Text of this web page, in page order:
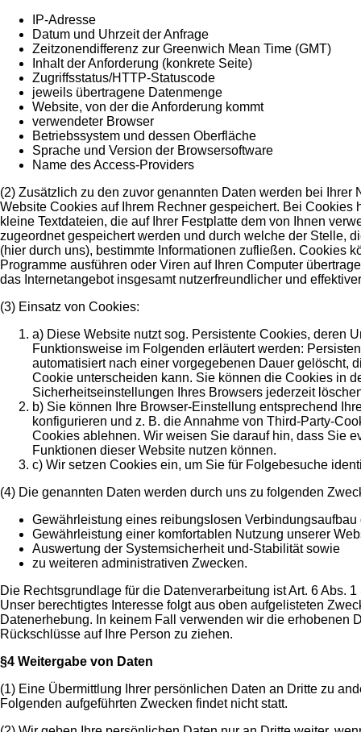
IP-Adresse
Datum und Uhrzeit der Anfrage
Zeitzonendifferenz zur Greenwich Mean Time (GMT)
Inhalt der Anforderung (konkrete Seite)
Zugriffsstatus/HTTP-Statuscode
jeweils übertragene Datenmenge
Website, von der die Anforderung kommt
verwendeter Browser
Betriebssystem und dessen Oberfläche
Sprache und Version der Browsersoftware
Name des Access-Providers
(2) Zusätzlich zu den zuvor genannten Daten werden bei Ihrer
Website Cookies auf Ihrem Rechner gespeichert. Bei Cookies
kleine Textdateien, die auf Ihrer Festplatte dem von Ihnen
zugeordnet gespeichert werden und durch welche der Stelle,
(hier durch uns), bestimmte Informationen zufließen. Cookies
Programme ausführen oder Viren auf Ihren Computer
das Internetangebot insgesamt nutzerfreundlicher und
(3) Einsatz von Cookies:
a) Diese Website nutzt sog. Persistente Cookies, deren
Funktionsweise im Folgenden erläutert werden:
automatisiert nach einer vorgegebenen Dauer gelöscht,
Cookie unterscheiden kann. Sie können die Cookies in
Sicherheitseinstellungen Ihres Browsers jederzeit
b) Sie können Ihre Browser-Einstellung entsprechend
konfigurieren und z. B. die Annahme von Third-Party-
Cookies ablehnen. Wir weisen Sie darauf hin, dass Sie
Funktionen dieser Website nutzen können.
c) Wir setzen Cookies ein, um Sie für Folgebesuche
(4) Die genannten Daten werden durch uns zu folgenden
Gewährleistung eines reibungslosen Verbindungsaufbau
Gewährleistung einer komfortablen Nutzung unserer
Auswertung der Systemsicherheit und-Stabilität sowie
zu weiteren administrativen Zwecken.
Die Rechtsgrundlage für die Datenverarbeitung ist Art. 6 Abs. 1
Unser berechtigtes Interesse folgt aus oben aufgelisteten
Datenerhebung. In keinem Fall verwenden wir die erhobenen
Rückschlüsse auf Ihre Person zu ziehen.
§4 Weitergabe von Daten
(1) Eine Übermittlung Ihrer persönlichen Daten an Dritte zu
Folgenden aufgeführten Zwecken findet nicht statt.